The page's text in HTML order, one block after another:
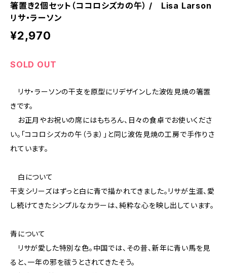
箸置き2個セット（ココロシズカの午） / Lisa Larson
リサ・ラーソン
¥2,970
SOLD OUT
リサ・ラーソンの干支を原型にリデザインした波佐見焼の箸置
きです。
お正月やお祝いの席にはもちろん、日々の食卓でお使いくださ
い。「ココロシズカの午（うま）」と同じ波佐見焼の工房で手作りさ
れています。
白について
干支シリーズはずっと白に青で描かれてきました。リサが生涯、愛
し続けてきたシンプルなカラーは、純粋な心を映し出しています。
青について
リサが愛した特別な色。中国では、その昔、新年に青い馬を見
ると、一年の邪を祓うとされてきたそう。